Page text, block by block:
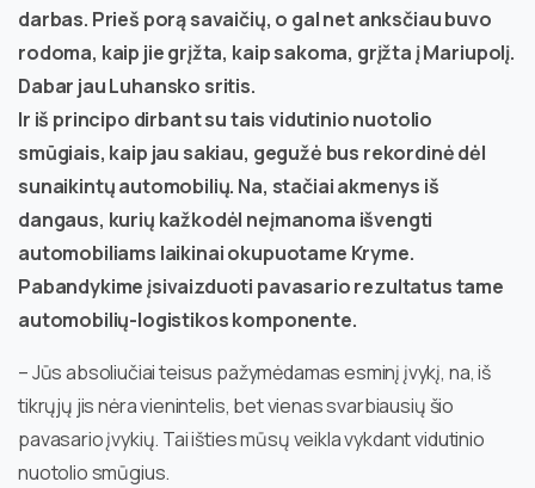
darbas. Prieš porą savaičių, o gal net anksčiau buvo
rodoma, kaip jie grįžta, kaip sakoma, grįžta į Mariupolį.
Dabar jau Luhansko sritis.
Ir iš principo dirbant su tais vidutinio nuotolio
smūgiais, kaip jau sakiau, gegužė bus rekordinė dėl
sunaikintų automobilių. Na, stačiai akmenys iš
dangaus, kurių kažkodėl neįmanoma išvengti
automobiliams laikinai okupuotame Kryme.
Pabandykime įsivaizduoti pavasario rezultatus tame
automobilių-logistikos komponente.
– Jūs absoliučiai teisus pažymėdamas esminį įvykį, na, iš
tikrųjų jis nėra vienintelis, bet vienas svarbiausių šio
pavasario įvykių. Tai išties mūsų veikla vykdant vidutinio
nuotolio smūgius.